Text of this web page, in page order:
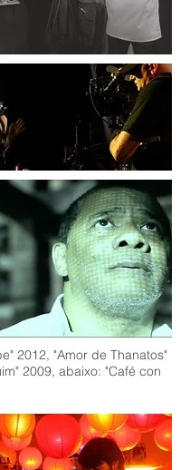
2012, "Amor de Thanatos"
2009, abaixo: "Café con